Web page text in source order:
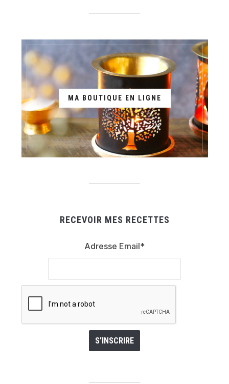
MA BOUTIQUE EN LIGNE
RECEVOIR MES RECETTES
Adresse Email*